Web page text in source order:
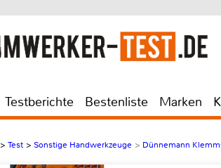
Testberichte Bestenliste Marken
> Test > Sonstige Handwerkzeuge > Dünnemann